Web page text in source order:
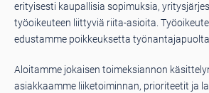
erityisesti kaupallisia sopimuksia,
työoikeuteen liittyviä riita-asioita.
edustamme poikkeuksetta
Aloitamme jokaisen toimeksiannon
asiakkaamme liiketoiminnan, prioriteetit ja